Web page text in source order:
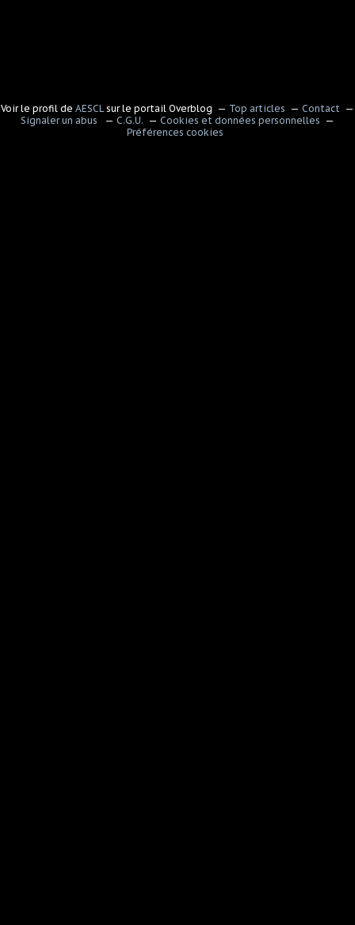
Voir le profil deAESCL sur le portail Overblog Top articles
Contact
Signaler un abus
C.G.U.
Cookies et données personnelles
Préférences cookies